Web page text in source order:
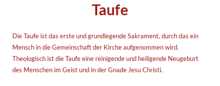
Taufe
Die Taufe ist das erste und grundlegende Sakrament, durch das ein
Mensch in die Gemeinschaft der Kirche aufgenommen wird.
Theologisch ist die Taufe eine reinigende und heiligende Neugeburt
des Menschen im Geist und in der Gnade Jesu Christi.